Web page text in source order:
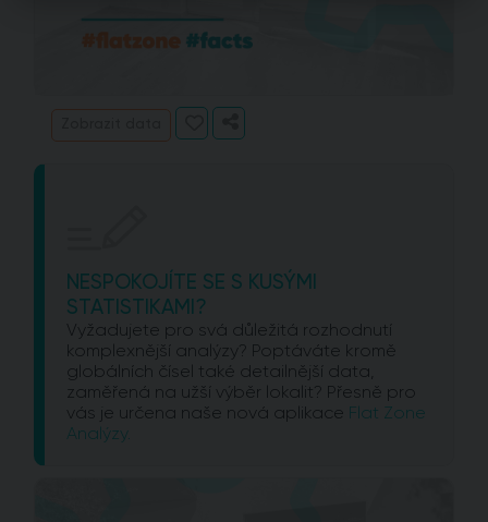
NESPOKOJÍTE SE S KUSÝMI
STATISTIKAMI?
Vyžadujete pro svá důležitá rozhodnutí
komplexnější analýzy? Poptáváte kromě
globálních čísel také detailnější data,
zaměřená na užší výběr lokalit? Přesně pro
vás je určena naše nová aplikace Flat Zone
Analýzy.